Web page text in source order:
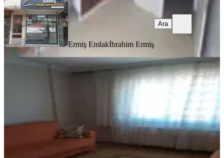
Ermiş Emlakİbrahim Ermiş
Ara
Eşyalı Kiralık Daire Eşyalı
Akhisar, Cumhuriyet Mahallesi
25.000 ₺
ENVER EMLAK Enver Korkmaz